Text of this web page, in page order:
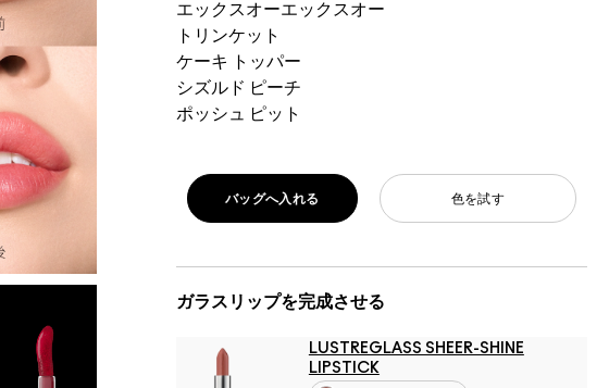
エックスオーエックスオー
トリンケット
ケーキ トッパー
シズルド ピーチ
ポッシュ ピット
ガラスリップを完成させる
LUSTREGLASS SHEER-SHINE
LIPSTICK
色を試す
バッグへ入れる